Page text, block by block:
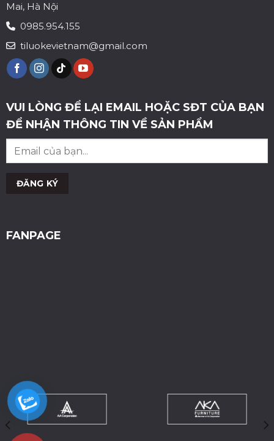
Mai, Hà Nội
0985.954.155
tiluokevietnam@gmail.com
VUI LÒNG ĐỂ LẠI EMAIL HOẶC SĐT CỦA BẠN
ĐỂ NHẬN THÔNG TIN VỀ SẢN PHẨM
FANPAGE